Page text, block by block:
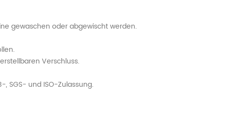
gewaschen oder abgewischt werden.
Verschluss.
, SGS- und ISO-Zulassung.